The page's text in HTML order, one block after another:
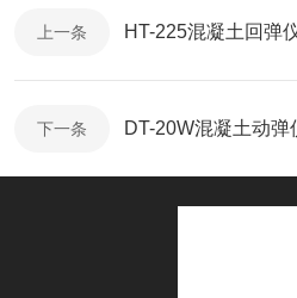
上一条 HT-225混凝土回弹
下一条